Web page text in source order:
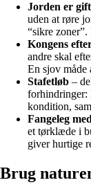
Jorden er
uden at røre
“sikre
Kongens
andre skal
En sjov måde
Stafetløb –
forhindringer:
kondition,
Fangeleg
et tørklæde i
giver hurtige
Brug